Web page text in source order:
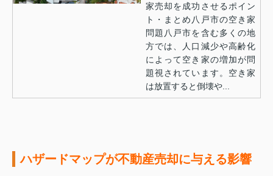
家売却を成功させるポイン
ト・まとめ八戸市の空き家
問題八戸市を含む多くの地
方では、人口減少や高齢化
によって空き家の増加が問
題視されています。空き家
は放置すると倒壊や...
ハザードマップが不動産売却に与える影響